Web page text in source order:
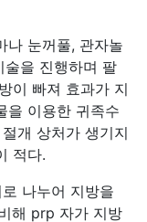
나 눈꺼풀, 관자놀
술을 진행하며 팔
이 빠져 효과가 지
을 이용한 귀족수
개 상처가 생기지
적다.
나누어 지방을
해 prp 자가 지방